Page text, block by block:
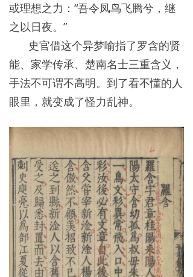
或理想之力：“吾令凤鸟飞腾兮，继
之以日夜。”
史官借这个异梦喻指了罗含的贤
能、家学传承、楚南名士三重含义，
手法不可谓不高明。到了看不懂的人
眼里，就变成了怪力乱神。